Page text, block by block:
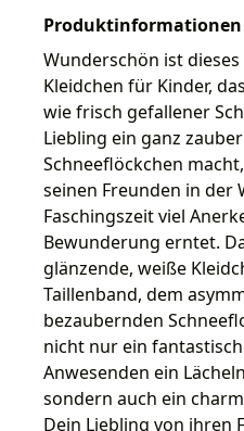
Produktinformationen
Wunderschön ist
Kleidchen für Kinder,
wie frisch gefallener
Liebling ein ganz
Schneeflöckchen
seinen Freunden in der
Faschingszeit viel
Bewunderung erntet.
glänzende, weiße
Taillenband, dem
bezaubernden
nicht nur ein
Anwesenden ein
sondern auch ein
Dein Liebling von ihren